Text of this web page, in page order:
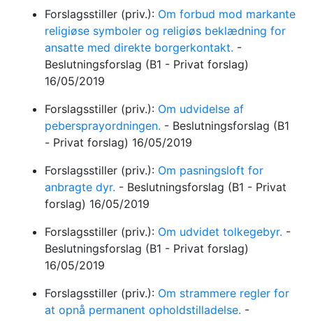
Forslagsstiller (priv.): Om forbud mod markante
religiøse symboler og religiøs beklædning for
ansatte med direkte borgerkontakt. -
Beslutningsforslag (B1 - Privat forslag)
16/05/2019
Forslagsstiller (priv.): Om udvidelse af
pebersprayordningen. - Beslutningsforslag (B1
- Privat forslag) 16/05/2019
Forslagsstiller (priv.): Om pasningsloft for
anbragte dyr. - Beslutningsforslag (B1 - Privat
forslag) 16/05/2019
Forslagsstiller (priv.): Om udvidet tolkegebyr. -
Beslutningsforslag (B1 - Privat forslag)
16/05/2019
Forslagsstiller (priv.): Om strammere regler for
at opnå permanent opholdstilladelse. -